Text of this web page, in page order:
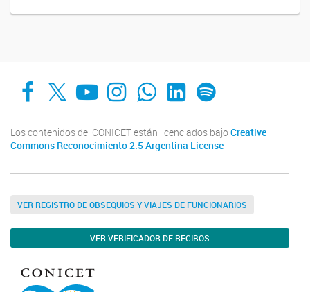
Facebook
X YouTube
Instagram
Whats AppLinkedIn
Spotify
Los contenidos del CONICET están licenciados bajo Creative
Commons Reconocimiento 2.5 Argentina License
VER REGISTRO DE OBSEQUIOS Y VIAJES DE FUNCIONARIOS
VER VERIFICADOR DE RECIBOS